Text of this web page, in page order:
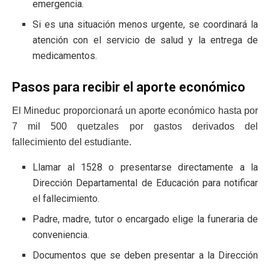
emergencia.
Si es una situación menos urgente, se coordinará la
atención con el servicio de salud y la entrega de
medicamentos.
Pasos para recibir el aporte económico
El Mineduc proporcionará un aporte económico hasta por
7 mil 500 quetzales por gastos derivados del
fallecimiento del estudiante.
Llamar al 1528 o presentarse directamente a la
Dirección Departamental de Educación para notificar
el fallecimiento.
Padre, madre, tutor o encargado elige la funeraria de
conveniencia.
Documentos que se deben presentar a la Dirección